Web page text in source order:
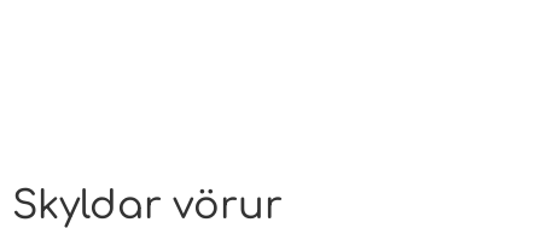
Skyldar vörur